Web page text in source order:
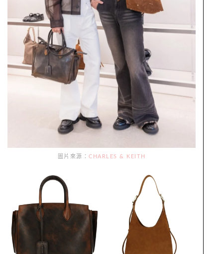
圖片來源： CHARLES & KEITH